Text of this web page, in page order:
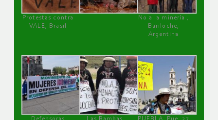
Protestas contra
VALE, Brasil
No a la minería ,
Bariloche,
Argentina